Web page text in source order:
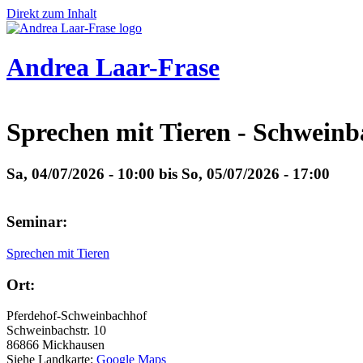
Direkt zum Inhalt
Andrea Laar-Frase
Sprechen mit Tieren -
Sa, 04/07/2026 - 10:00 bis So, 05/07/2026 - 17:00
Seminar:
Sprechen mit Tieren
Ort:
Pferdehof-Schweinbachhof
Schweinbachstr. 10
86866 Mickhausen
Siehe Landkarte: Google Maps